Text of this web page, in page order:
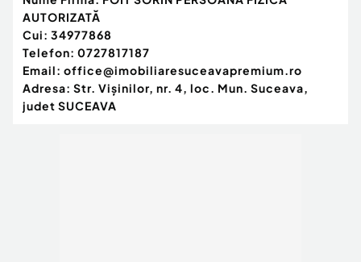
? Sprijin pe tot parcursul obtinerii creditului
Pret: 210.000 Euro; Negociabil;
Comision 0% pentru cumparator.
? Detalii si programari: 0727 817 187
?? www.imobiliaresuceavapremium.ro
AUTORIZATĂ
Cui: 34977868
Telefon: 0727817187
Email: office@imobiliaresuceavapremium.ro
Adresa: Str. Vişinilor, nr. 4, loc. Mun. Suceava,
judet SUCEAVA